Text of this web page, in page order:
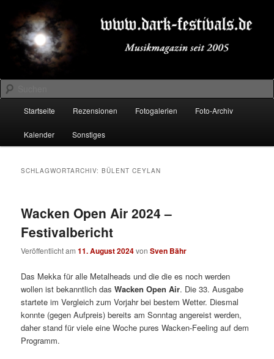
primären
Inhalt
springen
sekundären
Inhalt
springenDARK-FESTIVALS.DE
Suchen
Startseite Rezensionen Fotogalerien Foto-Archiv
Kalender Sonstiges
SCHLAGWORTARCHIV:BÜLENT CEYLAN
Wacken Open Air 2024 –
Festivalbericht
Veröffentlicht am11. August 2024vonSven Bähr
Das Mekka für alle Metalheads und die die es noch werden
wollen ist bekanntlich dasWacken Open Air. Die 33. Ausgabe
startete im Vergleich zum Vorjahr bei bestem Wetter. Diesmal
konnte (gegen Aufpreis) bereits am Sonntag angereist werden,
daher stand für viele eine Woche pures Wacken-Feeling auf dem
Programm.